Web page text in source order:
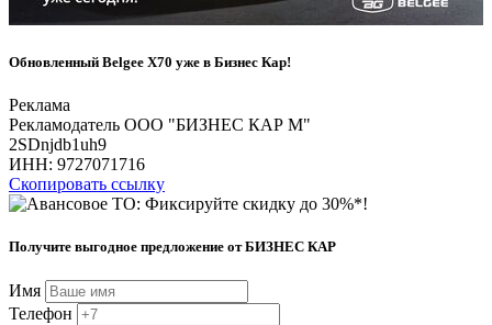
Обновленный Belgee X70 уже в Бизнес Кар!
Реклама
Рекламодатель ООО "БИЗНЕС КАР М"
2SDnjdb1uh9
ИНН: 9727071716
Скопировать ссылку
Получите выгодное предложение от БИЗНЕС КАР
Имя
Телефон